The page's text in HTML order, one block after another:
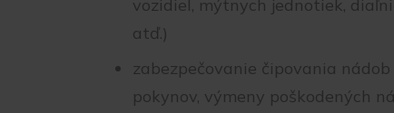
vozidiel, mýtnych jednotiek,
atď.)
zabezpečovanie čipovania
pokynov, výmeny poškodených